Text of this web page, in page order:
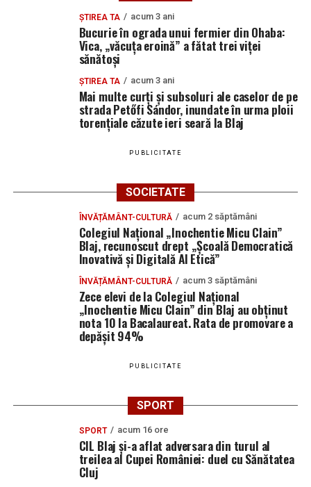
ȘTIREA TA acum 3 ani
Bucurie în ograda unui fermier din Ohaba:
Vica, „văcuța eroină” a fătat trei viței
sănătoși
ȘTIREA TA acum 3 ani
Mai multe curți și subsoluri ale caselor de pe
strada Petőfi Sándor, inundate în urma ploii
torențiale căzute ieri seară la Blaj
PUBLICITATE
SOCIETATE
ÎNVĂȚĂMÂNT-CULTURĂ acum 2 săptămâni
Colegiul Național „Inochentie Micu Clain”
Blaj, recunoscut drept „Școală Democratică
Inovativă și Digitală AI Etică”
ÎNVĂȚĂMÂNT-CULTURĂ acum 3 săptămâni
Zece elevi de la Colegiul Național
„Inochentie Micu Clain” din Blaj au obținut
nota 10 la Bacalaureat. Rata de promovare a
depășit 94%
PUBLICITATE
SPORT
SPORT acum 16 ore
CIL Blaj și-a aflat adversara din turul al
treilea al Cupei României: duel cu Sănătatea
Cluj